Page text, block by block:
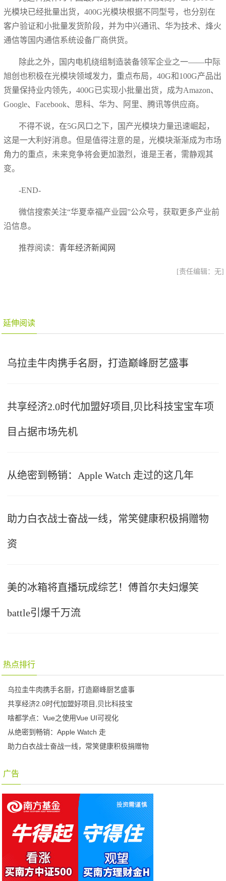
光模块已经批量出货，400G光模块根据不同型号，也分别在
客户验证和小批量发货阶段，并为中兴通讯、华为技术、烽火
通信等国内通信系统设备厂商供货。
除此之外，国内电机绕组制造装备领军企业之一——中际
旭创也积极在光模块领域发力，重点布局，40G和100G产品出
货量保持业内领先，400G已实现小批量出货，成为Amazon、
Google、Facebook、思科、华为、阿里、腾讯等供应商。
不得不说，在5G风口之下，国产光模块力量迅速崛起，
这是一大利好消息。但是值得注意的是，光模块渐渐成为市场
角力的重点，未来竞争将会更加激烈，谁是王者，需静观其
变。
-END-
微信搜索关注“华夏幸福产业园”公众号，获取更多产业前
沿信息。
推荐阅读： 青年经济新闻网
[责任编辑：无]
延伸阅读
乌拉圭牛肉携手名厨，打造巅峰厨艺盛事
共享经济2.0时代加盟好项目,贝比科技宝宝车项
目占据市场先机
从绝密到畅销：Apple Watch 走过的这几年
助力白衣战士奋战一线，常笑健康积极捐赠物
资
美的冰箱将直播玩成综艺！傅首尔夫妇爆笑
battle引爆千万流
热点排行
乌拉圭牛肉携手名厨，打造巅峰厨艺盛事
共享经济2.0时代加盟好项目,贝比科技宝
啥都学点：Vue之使用Vue UI可视化
从绝密到畅销：Apple Watch 走
助力白衣战士奋战一线，常笑健康积极捐赠物
广告